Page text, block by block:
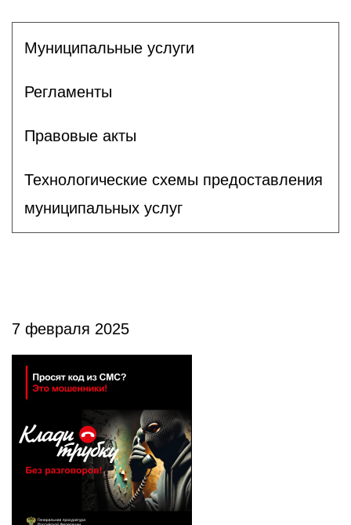
Муниципальные услуги
Регламенты
Правовые акты
Технологические схемы предоставления
муниципальных услуг
7 февраля 2025